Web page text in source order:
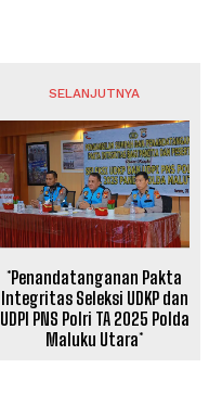
SELANJUTNYA
*Penandatanganan Pakta
Integritas Seleksi UDKP dan
UDPI PNS Polri TA 2025 Polda
Maluku Utara*